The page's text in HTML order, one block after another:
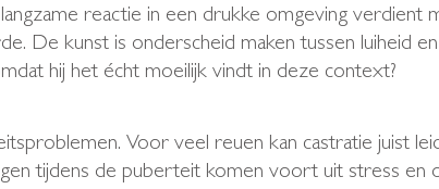
reactie in een drukke omgeving verdient
De kunst is onderscheid maken tussen luiheid
hij het écht moeilijk vindt in deze context?
Voor veel reuen kan castratie juist
tijdens de puberteit komen voort uit stress en